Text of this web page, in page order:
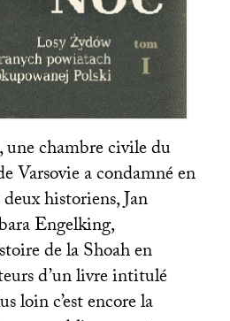
chambre civile du
Varsovie a condamné en
historiens, Jan
Engelking,
de la Shoah en
d’un livre intitulé
loin c’est encore la